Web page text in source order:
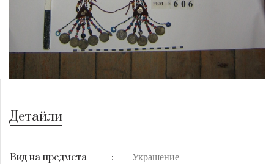
Детайли
Вид на предмета :
Украшение